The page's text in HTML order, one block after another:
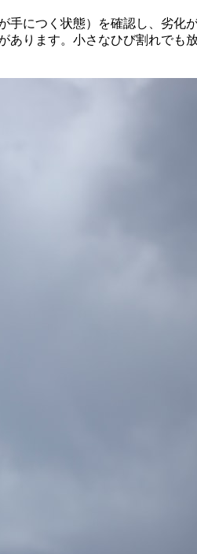
につく状態）を確認し、劣化
ります。小さなひび割れでも